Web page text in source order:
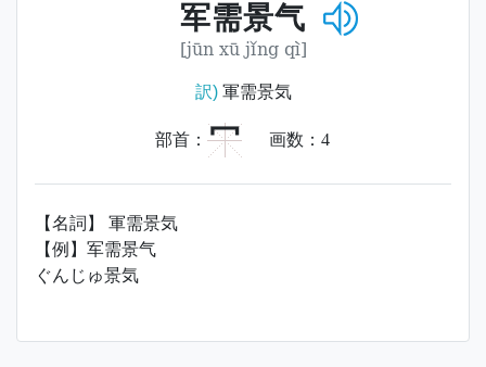
军需景气
[jūn xū jǐng qì]
訳)軍需景気
部首： 冖 画数： 4
【名詞】 軍需景気
【例】军需景气
ぐんじゅ景気